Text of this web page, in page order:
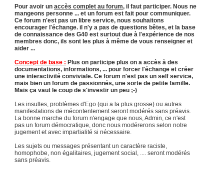
Pour avoir un accès complet au forum, il faut participer. Nous ne
mangeons personne ... et un forum est fait pour communiquer.
Ce forum n'est pas un libre service, nous souhaitons
encourager l'échange. il n'y a pas de questions bêtes, et la base
de connaissance des G40 est surtout due à l'expérience de nos
membres donc, ils sont les plus à même de vous renseigner et
aider ...
Concept de base : Plus on participe plus on a accès à des
documentations, informations, ... pour forcer l'échange et créer
une interactivité conviviale. Ce forum n'est pas un self service,
mais bien un forum de passionnés, une sorte de petite famille.
Mais ça vaut le coup de s'investir un peu ;-)
Les insultes, problèmes d'Ego (qui a la plus grosse) ou autres
manifestations de mécontentement seront modérés sans préavis.
La bonne marche du forum n'engage que nous, Admin, ce n'est
pas un forum démocratique, donc nous modérerons selon notre
jugement et avec impartialité si nécessaire.
Les sujets ou messages présentant un caractère raciste,
homophobe, non égalitaires, jugement social, .... seront modérés
sans préavis.